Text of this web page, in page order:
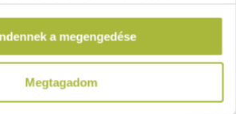
meg számukra vagy az általad
gyűjtöttek.
a megengedése
Megtagadom